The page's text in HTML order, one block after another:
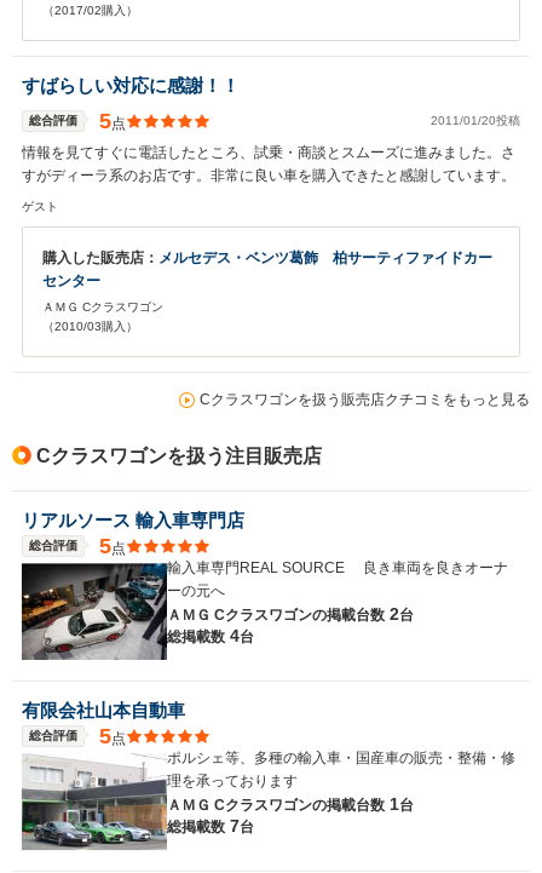
（2017/02購入）
すばらしい対応に感謝！！
総合評価 5点 2011/01/20投稿
情報を見てすぐに電話したところ、試乗・商談とスムーズに進みました。さ
すがディーラ系のお店です。非常に良い車を購入できたと感謝しています。
ゲスト
購入した販売店： メルセデス・ベンツ葛飾 柏サーティファイドカー
センター
ＡＭＧ Cクラスワゴン
（2010/03購入）
Cクラスワゴンを扱う販売店クチコミをもっと見る
Cクラスワゴンを扱う注目販売店
リアルソース 輸入車専門店
総合評価 5点
輸入車専門REAL SOURCE 良き車両を良きオーナ
ーの元へ
ＡＭＧ Cクラスワゴンの掲載台数 2台
総掲載数 4台
有限会社山本自動車
総合評価 5点
ポルシェ等、多種の輸入車・国産車の販売・整備・修
理を承っております
ＡＭＧ Cクラスワゴンの掲載台数 1台
総掲載数 7台